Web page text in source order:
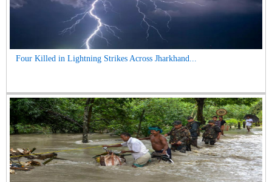
Four Killed in Lightning Strikes Across Jharkhand...